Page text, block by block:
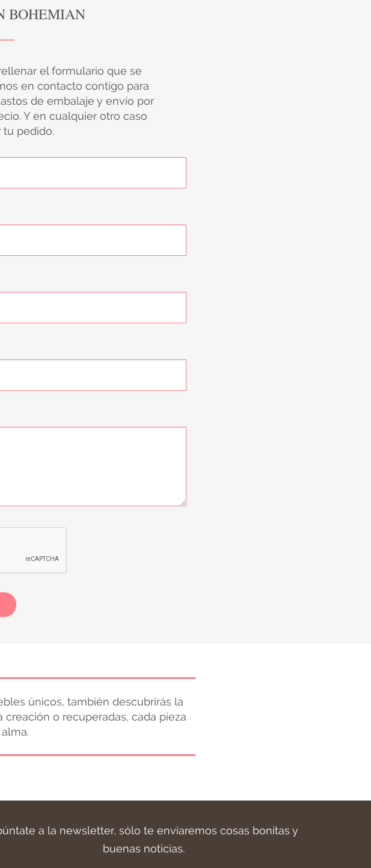
BOHEMIAN
el formulario que se
en contacto contigo para
de embalaje y envío por
Y en cualquier otro caso
tu pedido.
únicos, también descubrirás la
o recuperadas, cada pieza
a la newsletter, sólo te enviaremos cosas bonitas y
buenas noticias.